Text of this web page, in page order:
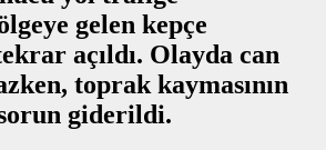
gelen kepçe
açıldı. Olayda can
toprak kaymasının
giderildi.